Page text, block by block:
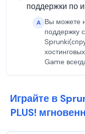
поддержки по
A Вы можете
поддержку
Game
Играйте в
PLUS!